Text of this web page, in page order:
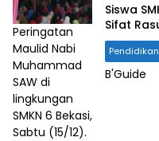
Peringatan
Maulid Nabi
Muhammad
SAW di
lingkungan
SMKN 6 Bekasi,
Sabtu (15/12).
Siswa
Sifat
Pendidikan
B'Guide